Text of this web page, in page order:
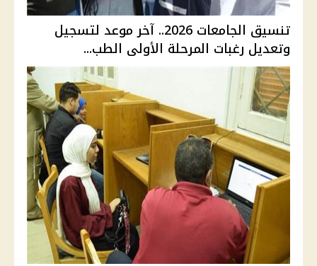
تنسيق الجامعات 2026.. آخر موعد لتسجيل
وتعديل رغبات المرحلة الأولى الطب...